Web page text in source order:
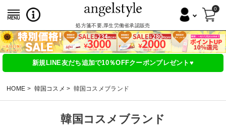
処方箋不要,厚生労働省承認販売
0
新規LINE友だち追加で10％OFFクーポンプレゼント♥
HOME 韓国コスメ 韓国コスメブランド
韓国コスメブランド